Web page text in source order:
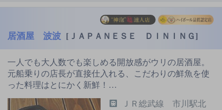
居酒屋 波波 [ＪＡＰＡＮＥＳＥ ＤＩＮＩＮＧ]
一人でも大人数でも楽しめる開放感がウリの居酒屋。
元船乗りの店長が直接仕入れる、こだわりの鮮魚を使
った料理はとにかく新鮮！…
ＪＲ総武線 市川駅北